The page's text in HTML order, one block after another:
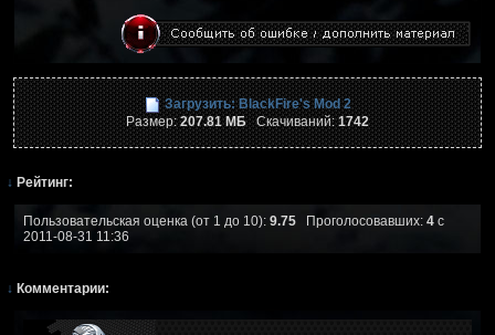
Загрузить: BlackFire's Mod 2
Размер:207.81 МБСкачиваний:1742
↓ Рейтинг:
Пользовательская оценка (от 1 до 10): 9.75 Проголосовавших: 4 с
2011-08-31 11:36
↓ Комментарии: